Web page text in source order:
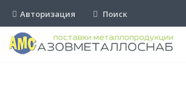
Авторизация Поиск